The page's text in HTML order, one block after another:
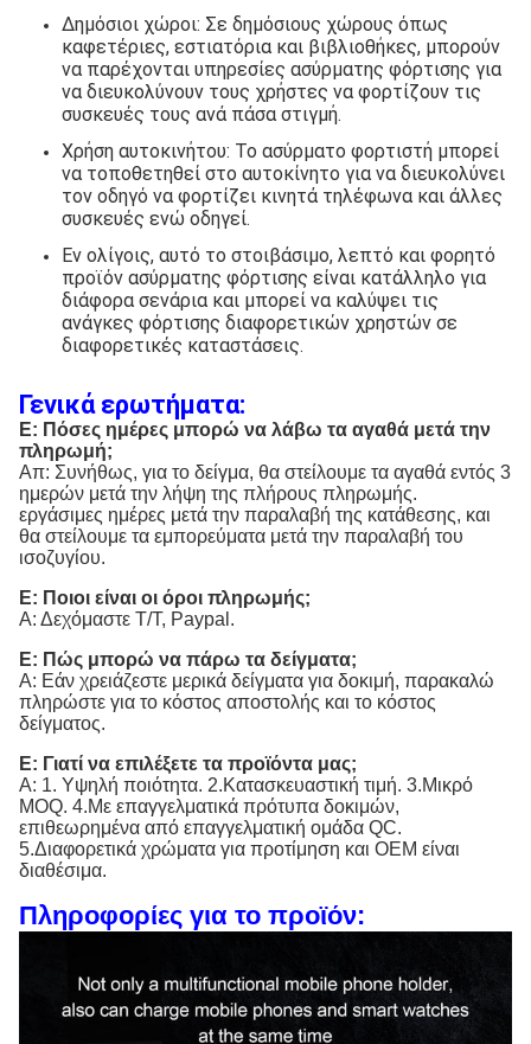
Δημόσιοι χώροι: Σε δημόσιους χώρους όπως
καφετέριες, εστιατόρια και βιβλιοθήκες, μπορούν
να παρέχονται υπηρεσίες ασύρματης φόρτισης για
να διευκολύνουν τους χρήστες να φορτίζουν τις
συσκευές τους ανά πάσα στιγμή.
Χρήση αυτοκινήτου: Το ασύρματο φορτιστή μπορεί
να τοποθετηθεί στο αυτοκίνητο για να διευκολύνει
τον οδηγό να φορτίζει κινητά τηλέφωνα και άλλες
συσκευές ενώ οδηγεί.
Εν ολίγοις, αυτό το στοιβάσιμο, λεπτό και φορητό
προϊόν ασύρματης φόρτισης είναι κατάλληλο για
διάφορα σενάρια και μπορεί να καλύψει τις
ανάγκες φόρτισης διαφορετικών χρηστών σε
διαφορετικές καταστάσεις.
Γενικά ερωτήματα:
Ε: Πόσες ημέρες μπορώ να λάβω τα αγαθά μετά την
πληρωμή;
Απ: Συνήθως, για το δείγμα, θα στείλουμε τα αγαθά εντός 3
ημερών μετά την λήψη της πλήρους πληρωμής.
εργάσιμες ημέρες μετά την παραλαβή της κατάθεσης, και
θα στείλουμε τα εμπορεύματα μετά την παραλαβή του
ισοζυγίου.
Ε: Ποιοι είναι οι όροι πληρωμής;
Α: Δεχόμαστε T/T, Paypal.
Ε: Πώς μπορώ να πάρω τα δείγματα;
Α: Εάν χρειάζεστε μερικά δείγματα για δοκιμή, παρακαλώ
πληρώστε για το κόστος αποστολής και το κόστος
δείγματος.
Ε: Γιατί να επιλέξετε τα προϊόντα μας;
Α: 1. Υψηλή ποιότητα. 2.Κατασκευαστική τιμή. 3.Μικρό
MOQ. 4.Με επαγγελματικά πρότυπα δοκιμών,
επιθεωρημένα από επαγγελματική ομάδα QC.
5.Διαφορετικά χρώματα για προτίμηση και OEM είναι
διαθέσιμα.
Πληροφορίες για το προϊόν: